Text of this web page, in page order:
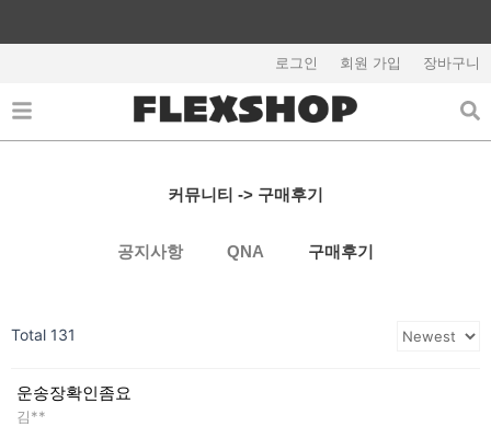
건
너
로그인 회원 가입 장바구니
커뮤니티 -> 구매후기
공지사항 QNA 구매후기
Total 131
운송장확인좀요
김**